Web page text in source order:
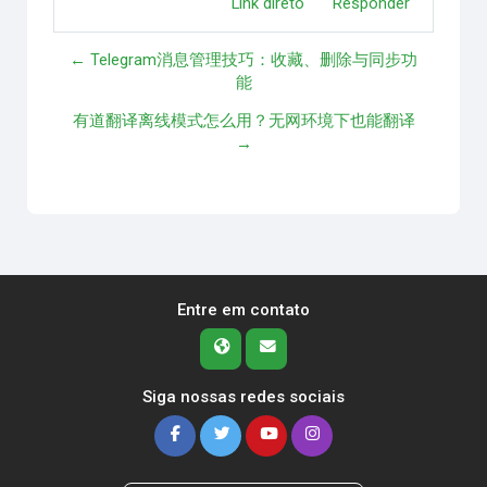
← Telegram消息管理技巧：收藏、删除与同步功
能
有道翻译离线模式怎么用？无网环境下也能翻译
→
Entre em contato
Siga nossas redes sociais